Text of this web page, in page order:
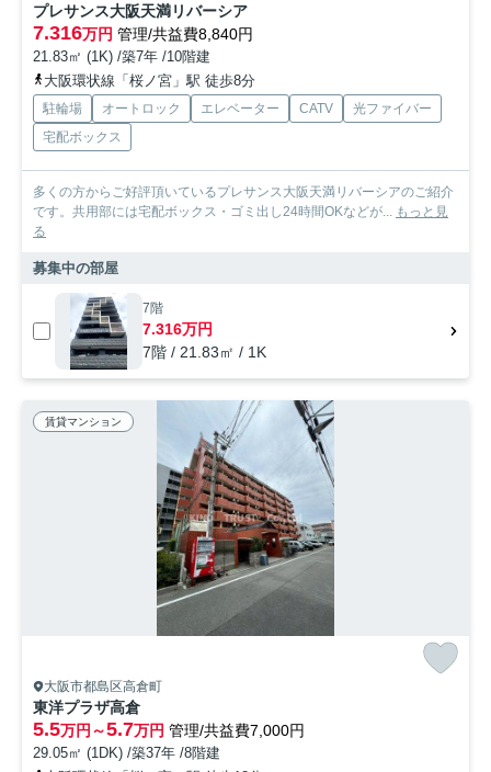
プレサンス大阪天満リバーシア
7.316万円 管理/共益費8,840円
21.83㎡ (1K) /築7年 /10階建
大阪環状線「桜ノ宮」駅 徒歩8分
駐輪場 オートロック エレベーター CATV
光ファイバー
宅配ボックス
多くの方からご好評頂いているプレサンス大阪天満リバーシアのご紹介
です。共用部には宅配ボックス・ゴミ出し24時間OKなどが... もっと見
る
募集中の部屋
7階
7.316万円
7階 / 21.83㎡ / 1K
賃貸マンション
大阪市都島区高倉町
東洋プラザ高倉
5.5万円～5.7万円 管理/共益費7,000円
29.05㎡ (1DK) /築37年 /8階建